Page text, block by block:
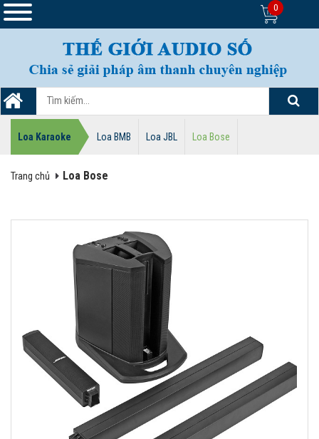
0
Loa Karaoke Loa BMB Loa JBL Loa Bose
Trang chủ Loa Bose